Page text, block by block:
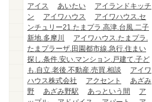
アイス
あいたい
アイランドキッチ
ン
アイワハウス
アイワハウス.セ
ンチュリー21.たまプラ.高津.台風.二子
新地.多摩川
アイワハウス.たまプラ.
たまプラーザ.田園都市線.急行.住まい
探し.条件.安い.マンション.戸建て.子ど
も.自立.老後.不動産.売買.相談
アイワ
ハウス株式会社
アクセント
あざみ
野
あざみ野駅 あっという間
ア